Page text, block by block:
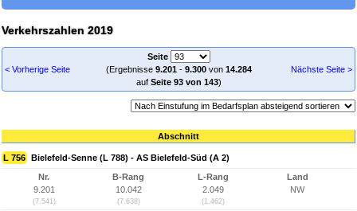
Verkehrszahlen 2019
< Vorherige Seite
Seite
(Ergebnisse 9.201- 9.300von 14.284
auf Seite 93 von 143)
Nächste Seite >
Abschnitt
L 756 Bielefeld-Senne (L 788) - AS Bielefeld-Süd (A 2)
Nr.
9.201
(7.541)
B-Rang
10.042
(7.638)
L-Rang
2.049
(1.462)
Land
NW